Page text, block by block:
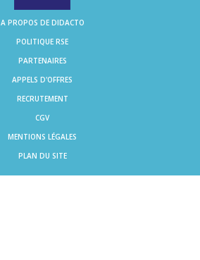
A PROPOS DE DIDACTO
POLITIQUE RSE
PARTENAIRES
APPELS D'OFFRES
RECRUTEMENT
CGV
MENTIONS LÉGALES
PLAN DU SITE